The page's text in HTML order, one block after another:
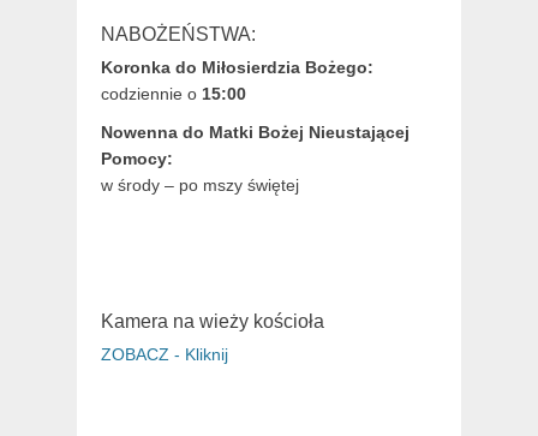
NABOŻEŃSTWA:
Koronka do Miłosierdzia Bożego:
codziennie o 15:00
Nowenna do Matki Bożej Nieustającej
Pomocy:
w środy – po mszy świętej
Kamera na wieży kościoła
ZOBACZ - Kliknij